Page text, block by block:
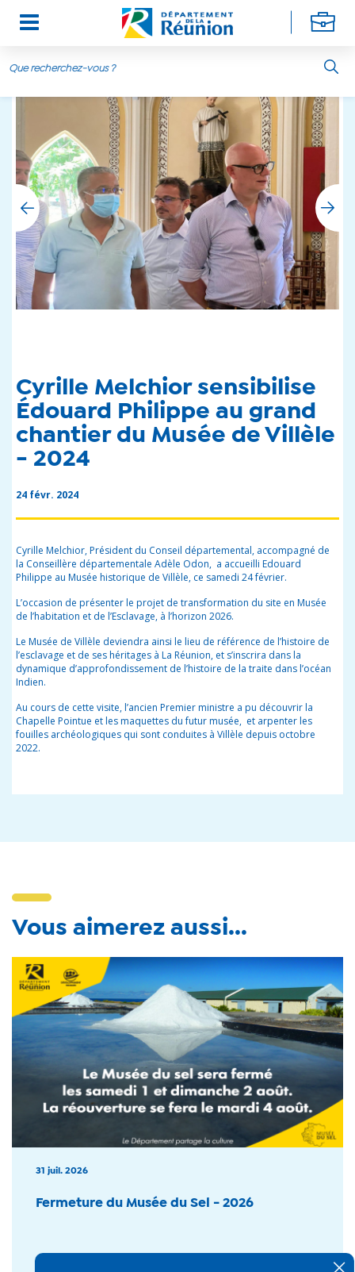
Aller au contenu principal
Cyrille Melchior sensibilise
Édouard Philippe au grand
chantier du Musée de Villèle
- 2024
24 févr. 2024
Cyrille Melchior, Président du Conseil départemental, accompagné de
la Conseillère départementale Adèle Odon, a accueilli Edouard
Philippe au Musée historique de Villèle, ce samedi 24 février.
L’occasion de présenter le projet de transformation du site en Musée
de l’habitation et de l’Esclavage, à l’horizon 2026.
Le Musée de Villèle deviendra ainsi le lieu de référence de l’histoire de
l’esclavage et de ses héritages à La Réunion, et s’inscrira dans la
dynamique d’approfondissement de l’histoire de la traite dans l’océan
Indien.
Au cours de cette visite, l’ancien Premier ministre a pu découvrir la
Chapelle Pointue et les maquettes du futur musée, et arpenter les
fouilles archéologiques qui sont conduites à Villèle depuis octobre
2022.
Vous aimerez aussi...
31 juil. 2026
Fermeture du Musée du Sel - 2026